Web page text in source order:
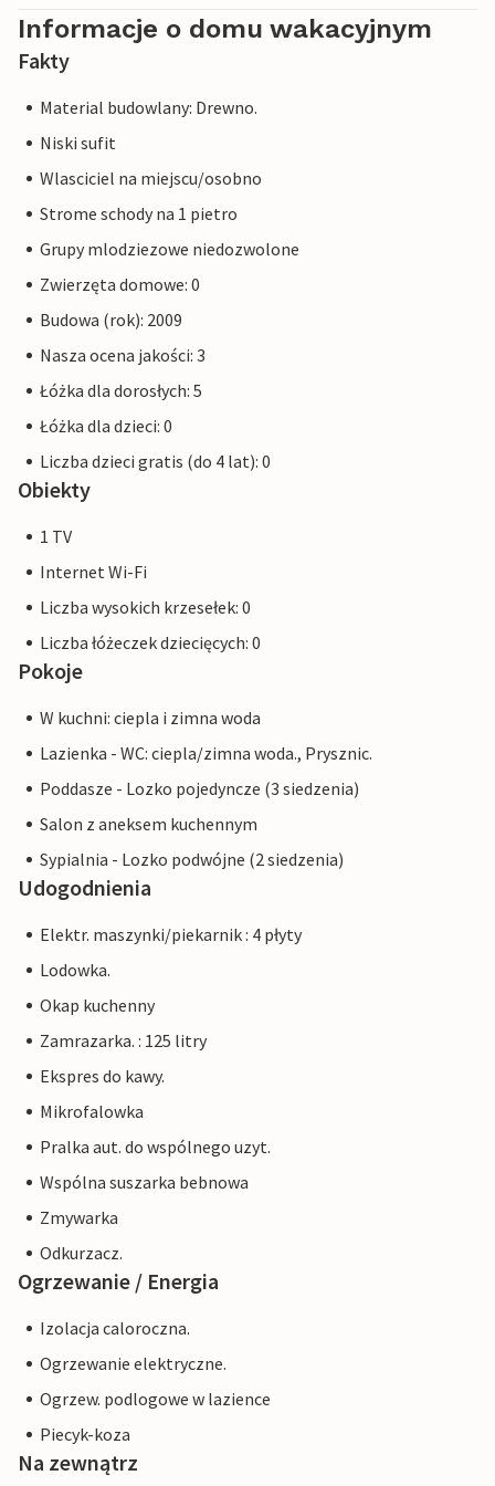
Informacje o domu wakacyjnym
Fakty
Material budowlany: Drewno.
Niski sufit
Wlasciciel na miejscu/osobno
Strome schody na 1 pietro
Grupy mlodziezowe niedozwolone
Zwierzęta domowe: 0
Budowa (rok): 2009
Nasza ocena jakości: 3
Łóżka dla dorosłych: 5
Łóżka dla dzieci: 0
Liczba dzieci gratis (do 4 lat): 0
Obiekty
1 TV
Internet Wi-Fi
Liczba wysokich krzesełek: 0
Liczba łóżeczek dziecięcych: 0
Pokoje
W kuchni: ciepla i zimna woda
Lazienka - WC: ciepla/zimna woda., Prysznic.
Poddasze - Lozko pojedyncze (3 siedzenia)
Salon z aneksem kuchennym
Sypialnia - Lozko podwójne (2 siedzenia)
Udogodnienia
Elektr. maszynki/piekarnik : 4 płyty
Lodowka.
Okap kuchenny
Zamrazarka. : 125 litry
Ekspres do kawy.
Mikrofalowka
Pralka aut. do wspólnego uzyt.
Wspólna suszarka bebnowa
Zmywarka
Odkurzacz.
Ogrzewanie / Energia
Izolacja caloroczna.
Ogrzewanie elektryczne.
Ogrzew. podlogowe w lazience
Piecyk-koza
Na zewnątrz